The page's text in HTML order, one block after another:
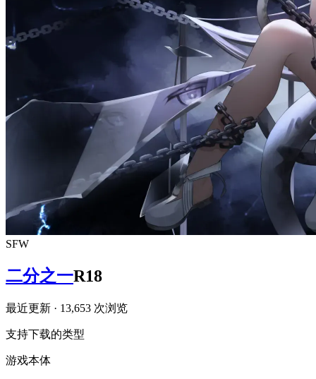
SFW
二分之一R18
最近更新 · 13,653 次浏览
支持下载的类型
游戏本体